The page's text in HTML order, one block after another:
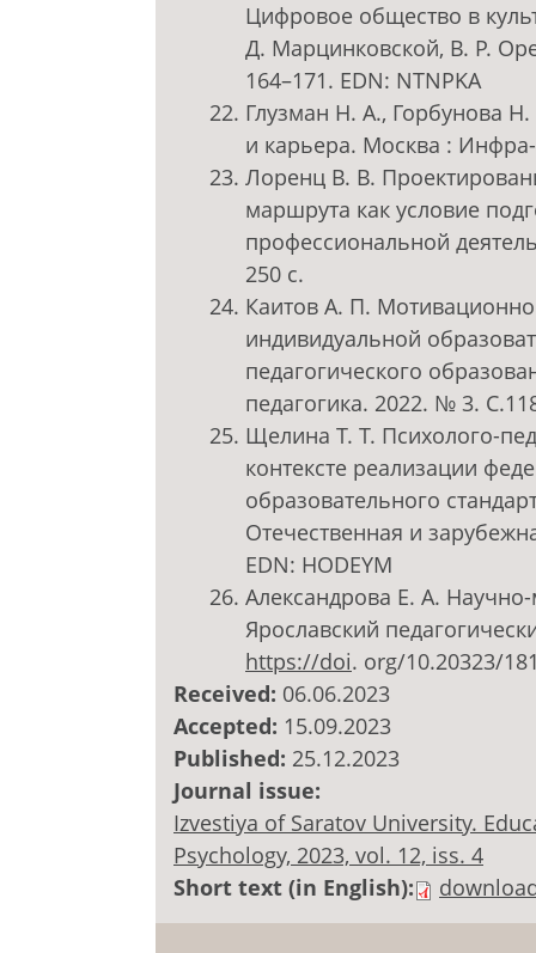
Цифровое общество в
Д. Марцинковской, В. Р.
164–171. EDN: NTNPKA
Глузман Н. А., Горбунова
и карьера. Москва : Инфра-
Лоренц В. В.
маршрута как условие
профессиональной
250 с.
Каитов А. П.
индивидуальной
педагогического
педагогика. 2022. № 3.
Щелина Т. Т. Психолого-
контексте реализации
образовательного
Отечественная и
EDN: HODEYM
Александрова Е. А.
Ярославский
https://doi. org/10.20323/
Received: 06.06.2023
Accepted: 15.09.2023
Published: 25.12.2023
Journal issue:
Izvestiya of Saratov University.
Psychology, 2023, vol. 12, iss. 4
Short text (in English):